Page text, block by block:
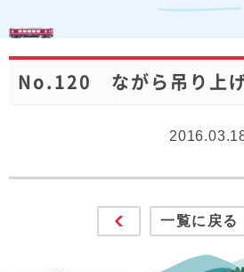
No.120 ながら吊り上
一覧に戻る